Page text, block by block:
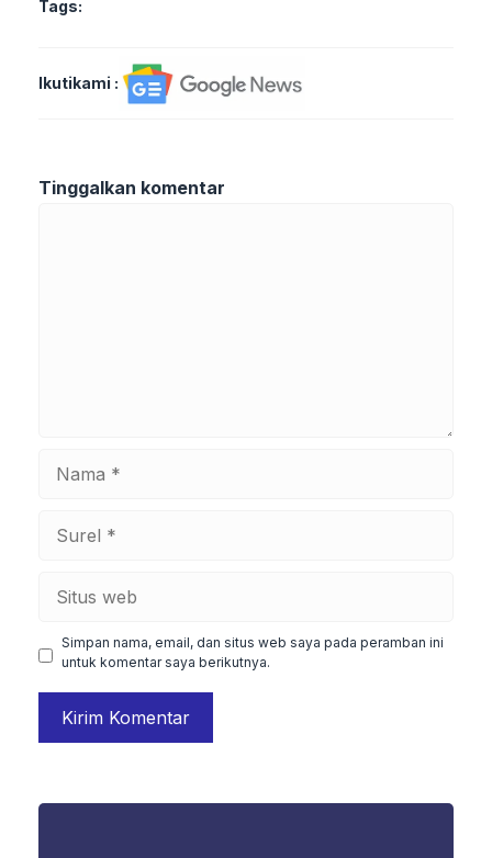
Tags:
Ikutikami :
Tinggalkan komentar
Simpan nama, email, dan situs web saya pada peramban ini
untuk komentar saya berikutnya.